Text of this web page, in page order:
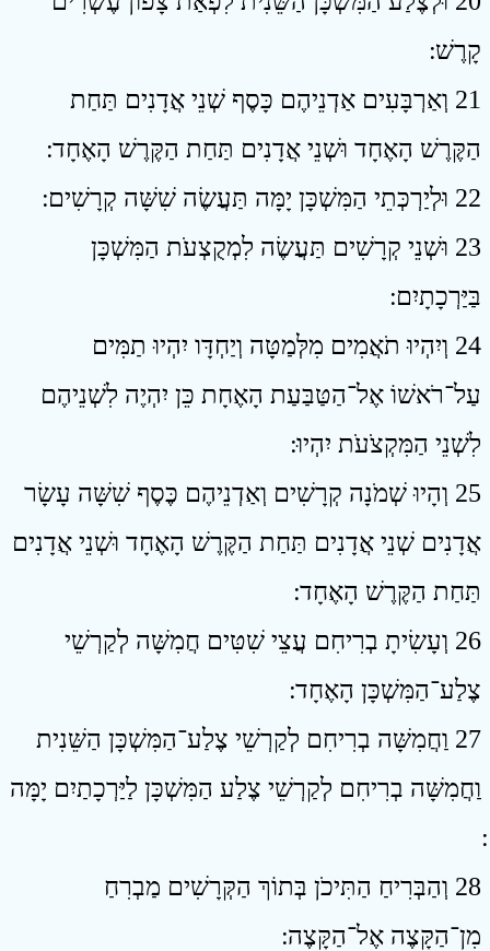
קָרֶשׁ ׃
21 וְאַרְבָּעִים אַדְנֵיהֶם כָּסֶף שְׁנֵי אֲדָנִים תַּחַת
הַקֶּרֶשׁ הָאֶחָד וּשְׁנֵי אֲדָנִים תַּחַת הַקֶּרֶשׁ הָאֶחָד ׃
22 וּלְיַרְכְּתֵי הַמִּשְׁכָּן יָמָּה תַּעֲשֶׂה שִׁשָּׁה קְרָשִׁים ׃
23 וּשְׁנֵי קְרָשִׁים תַּעֲשֶׂה לִמְקֻצְעֹת הַמִּשְׁכָּן
בַּיַּרְכָתָיִם ׃
24 וְיִהְיוּ תֹאֲמִים מִלְּמַטָּה וְיַחְדָּו יִהְיוּ תַמִּים
עַל־רֹאשׁוֹ אֶל־הַטַּבַּעַת הָאֶחָת כֵּן יִהְיֶה לִשְׁנֵיהֶם
לִשְׁנֵי הַמִּקְצֹעֹת יִהְיוּ ׃
25 וְהָיוּ שְׁמֹנָה קְרָשִׁים וְאַדְנֵיהֶם כֶּסֶף שִׁשָּׁה עָשָׂר
אֲדָנִים שְׁנֵי אֲדָנִים תַּחַת הַקֶּרֶשׁ הָאֶחָד וּשְׁנֵי אֲדָנִים
תַּחַת הַקֶּרֶשׁ הָאֶחָד ׃
26 וְעָשִׂיתָ בְרִיחִם עֲצֵי שִׁטִּים חֲמִשָּׁה לְקַרְשֵׁי
צֶלַע־הַמִּשְׁכָּן הָאֶחָד ׃
27 וַחֲמִשָּׁה בְרִיחִם לְקַרְשֵׁי צֶלַע־הַמִּשְׁכָּן הַשֵּׁנִית
וַחֲמִשָּׁה בְרִיחִם לְקַרְשֵׁי צֶלַע הַמִּשְׁכָּן לַיַּרְכָתַיִם יָמָּה
28 וְהַבְּרִיחַ הַתִּיכֹן בְּתוֹךְ הַקְּרָשִׁים מַבְרִחַ
מִן־הַקָּצֶה אֶל־הַקָּצֶה ׃